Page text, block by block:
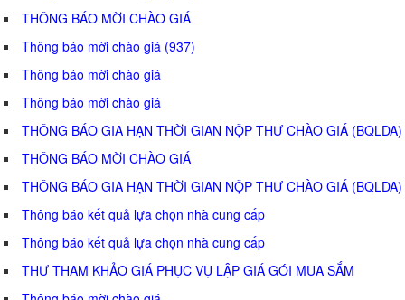
THÔNG BÁO MỜI CHÀO GIÁ
Thông báo mời chào giá (937)
Thông báo mời chào giá
Thông báo mời chào giá
THÔNG BÁO GIA HẠN THỜI GIAN NỘP THƯ CHÀO GIÁ (BQLDA)
THÔNG BÁO MỜI CHÀO GIÁ
THÔNG BÁO GIA HẠN THỜI GIAN NỘP THƯ CHÀO GIÁ (BQLDA)
Thông báo kết quả lựa chọn nhà cung cấp
Thông báo kết quả lựa chọn nhà cung cấp
THƯ THAM KHẢO GIÁ PHỤC VỤ LẬP GIÁ GÓI MUA SẮM